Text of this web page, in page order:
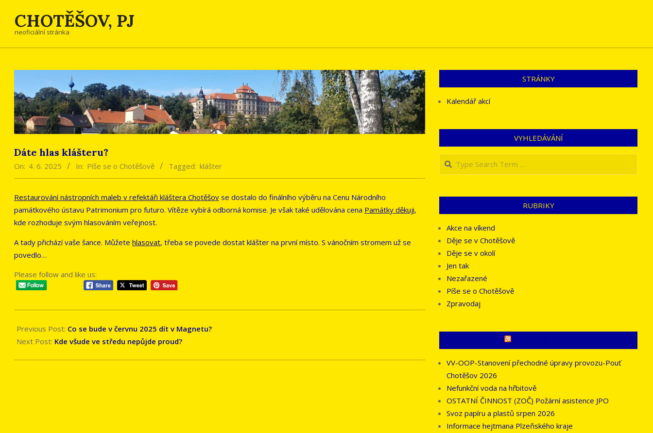
contentCHOTĚŠOV, PJ
neoficiální stránka
Dáte hlas klášteru?
On: 4. 6. 2025 In: Píše se o Chotěšově Tagged: klášter
Restaurování nástropních maleb v refektáři kláštera Chotěšov se dostalo do finálního výběru na Cenu Národního
památkového ústavu Patrimonium pro futuro. Vítěze vybírá odborná komise. Je však také udělována cena Památky děkuji,
kde rozhoduje svým hlasováním veřejnost.
A tady přichází vaše šance. Můžete hlasovat, třeba se povede dostat klášter na první místo. S vánočním stromem už se
povedlo…
Please follow and like us:
06-
04
Previous Post: Co se bude v červnu 2025 dít v Magnetu?
Next Post: Kde všude ve středu nepůjde proud?
STRÁNKY
Kalendář akcí
VYHLEDÁVÁNÍ
Search
RUBRIKY
Akce na víkend
Děje se v Chotěšově
Děje se v okolí
Jen tak
Nezařazené
Píše se o Chotěšově
Zpravodaj
VV-OOP-Stanovení přechodné úpravy provozu-Pouť
Chotěšov 2026
Nefunkční voda na hřbitově
OSTATNÍ ČINNOST (ZOČ) Požární asistence JPO
Svoz papíru a plastů srpen 2026
Informace hejtmana Plzeňského kraje